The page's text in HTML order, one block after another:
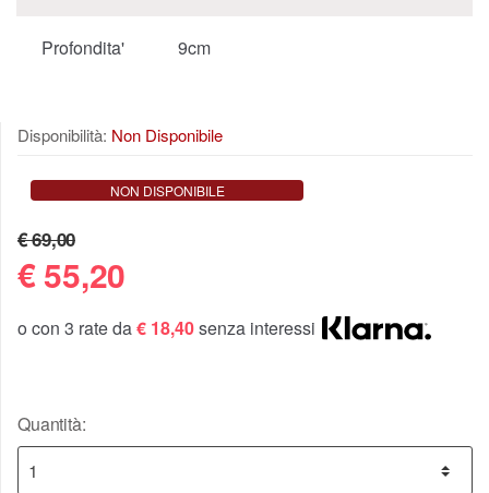
Profondita' 9cm
Disponibilità: Non Disponibile
NON DISPONIBILE
€ 69,00
€55,20
o con 3 rate da€ 18,40senza interessi
Quantità: